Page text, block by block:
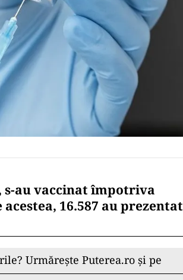
s-au vaccinat împotriva
16.587 au prezentat
Urmărește Puterea.ro și pe